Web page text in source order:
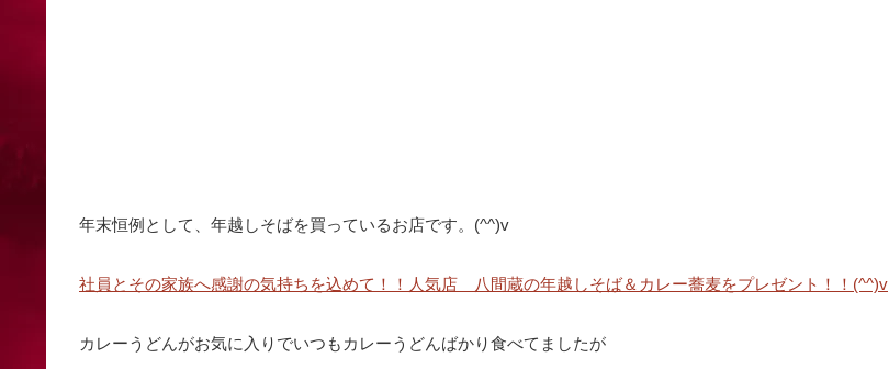
年末恒例として、年越しそばを買っているお店です。(^^)v
社員とその家族へ感謝の気持ちを込めて！！人気店 八間蔵の年越しそば＆カレー蕎麦をプレゼント！！(^^)v
カレーうどんがお気に入りでいつもカレーうどんばかり食べてましたが